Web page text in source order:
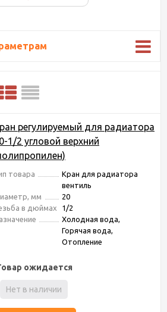
регулируемый для радиатора
1/2 угловой верхний
товара
Кран для радиатора
вентиль
мм
20
в дюймах
1/2
Холодная вода,
Горячая вода,
Отопление
ожидается
Нет в наличии